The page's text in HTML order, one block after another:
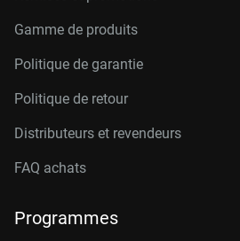
Gamme de produits
Politique de garantie
Politique de retour
Distributeurs et revendeurs
FAQ achats
Programmes